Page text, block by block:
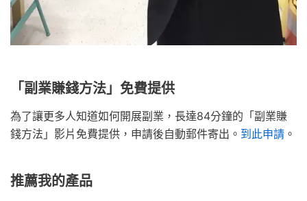
「副業賺錢方法」免費提供
為了讓更多人知道如何開展副業，長達84分鐘的「副業賺
錢方法」影片免費提供，申請後自動郵件寄出。 到此申請 。
推薦我的產品